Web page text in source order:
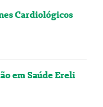
Cardiológicos
em Saúde Ereli